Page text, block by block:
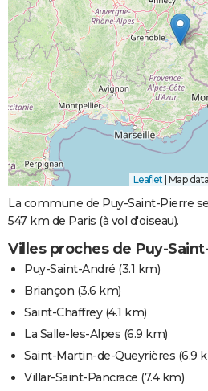
Leaflet Map
La commune de Puy-Saint-Pierre
547 km de Paris (à vol d'oiseau).
Villes proches de Puy-
Puy-Saint-André (3.1 km)
Briançon (3.6 km)
Saint-Chaffrey(4.1 km)
La Salle-les-Alpes (6.9 km)
Saint-Martin-de-Queyrières (6.9
Villar-Saint-Pancrace (7.4 km)